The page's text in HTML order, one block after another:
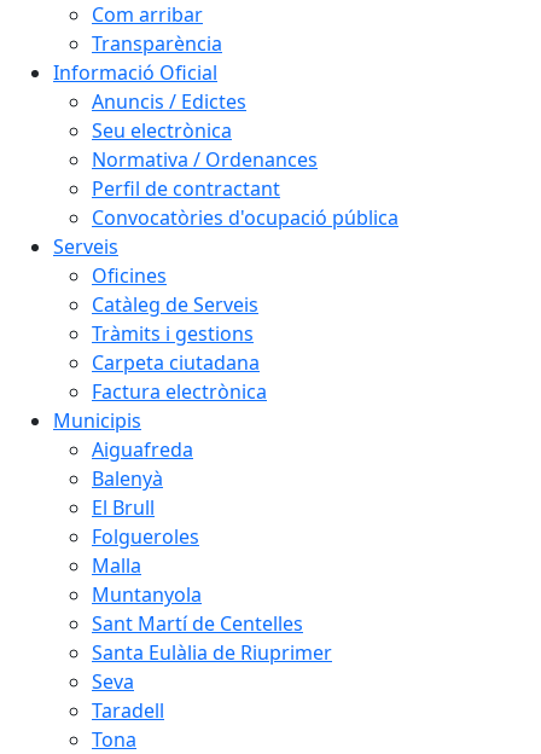
Com arribar
Transparència
Informació Oficial
Anuncis / Edictes
Seu electrònica
Normativa / Ordenances
Perfil de contractant
Convocatòries d'ocupació pública
Serveis
Oficines
Catàleg de Serveis
Tràmits i gestions
Carpeta ciutadana
Factura electrònica
Municipis
Aiguafreda
Balenyà
El Brull
Folgueroles
Malla
Muntanyola
Sant Martí de Centelles
Santa Eulàlia de Riuprimer
Seva
Taradell
Tona